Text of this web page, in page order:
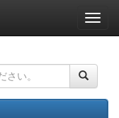
ナ
ビ
ー
ョ
ン